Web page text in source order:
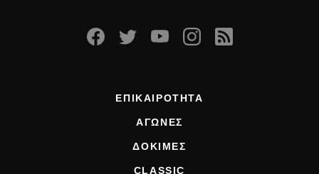
ΕΠΙΚΑΙΡΟΤΗΤΑ
ΑΓΩΝΕΣ
ΔΟΚΙΜΕΣ
CLASSIC